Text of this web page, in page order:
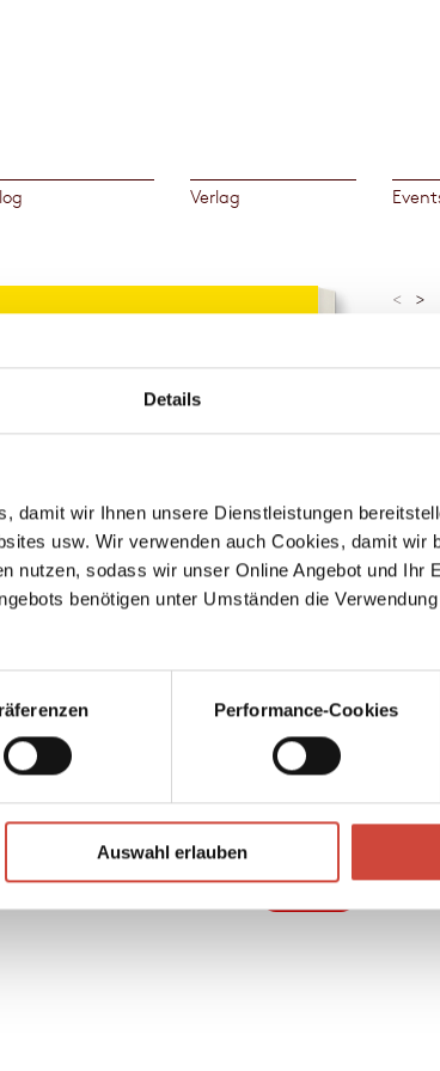
Details
damit wir Ihnen unsere Dienstleistungen
usw. Wir verwenden auch Cookies, damit wir
nutzen, sodass wir unser Online Angebot und Ihr
benötigen unter Umständen die
Performance-Cookies
Auswahl erlauben
Verlag
Bilddatei
< >
»Ein
Bernd